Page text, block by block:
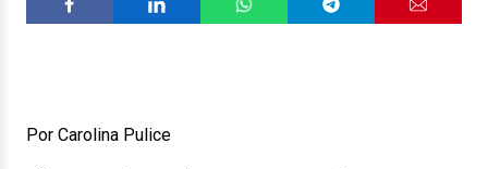
Por Carolina Pulice